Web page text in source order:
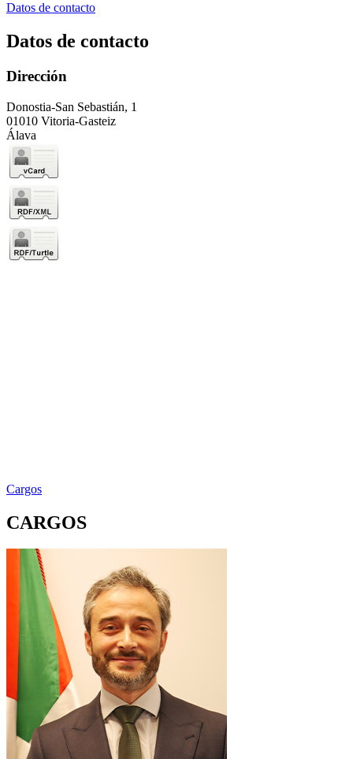
Datos de contacto
Datos de contacto
Dirección
Donostia-San Sebastián, 1
01010 Vitoria-Gasteiz
Álava
Cargos
CARGOS